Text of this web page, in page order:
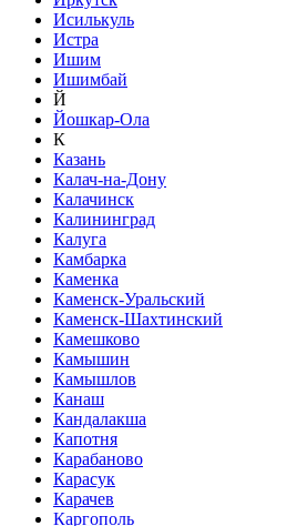
Исилькуль
Истра
Ишим
Ишимбай
Й
Йошкар-Ола
К
Казань
Калач-на-Дону
Калачинск
Калининград
Калуга
Камбарка
Каменка
Каменск-Уральский
Каменск-Шахтинский
Камешково
Камышин
Камышлов
Канаш
Кандалакша
Капотня
Карабаново
Карасук
Карачев
Каргополь